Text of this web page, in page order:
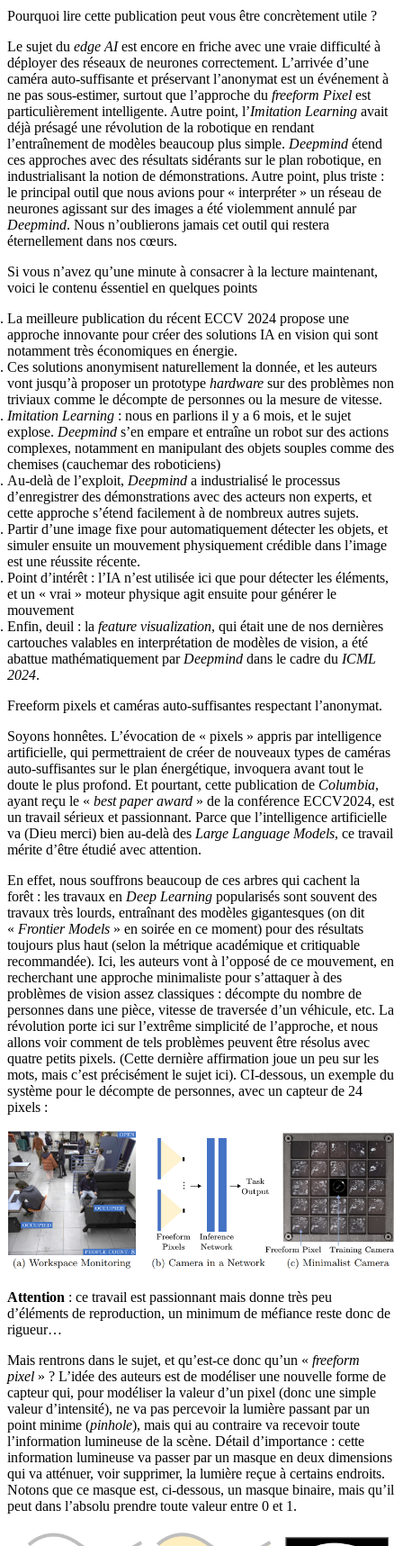
Pourquoi lire cette publication peut vous être concrètement utile ?
Le sujet du edge AIest encore en friche avec une vraie difficulté à
déployer des réseaux de neurones correctement. L’arrivée d’une
caméra auto-suffisante et préservant l’anonymat est un événement à
ne pas sous-estimer, surtout que l’approche du freeform Pixel est
particulièrement intelligente. Autre point, l’Imitation Learning avait
déjà présagé une révolution de la robotique en rendant
l’entraînement de modèles beaucoup plus simple. Deepmind étend
ces approches avec des résultats sidérants sur le plan robotique, en
industrialisant la notion de démonstrations. Autre point, plus triste :
le principal outil que nous avions pour « interpréter » un réseau de
neurones agissant sur des images a été violemment annulé par
Deepmind. Nous n’oublierons jamais cet outil qui restera
éternellement dans nos cœurs.
Si vous n’avez qu’une minute à consacrer à la lecture maintenant,
voici le contenu éssentiel en quelques points
La meilleure publication du récent ECCV 2024 propose une
approche innovante pour créer des solutions IA en vision qui sont
notamment très économiques en énergie.
Ces solutions anonymisent naturellement la donnée, et les auteurs
vont jusqu’à proposer un prototype hardware sur des problèmes non
triviaux comme le décompte de personnes ou la mesure de vitesse.
Imitation Learning : nous en parlions il y a 6 mois, et le sujet
explose. Deepmind s’en empare et entraîne un robot sur des actions
complexes, notamment en manipulant des objets souples comme des
chemises (cauchemar des roboticiens)
Au-delà de l’exploit, Deepmind a industrialisé le processus
d’enregistrer des démonstrations avec des acteurs non experts, et
cette approche s’étend facilement à de nombreux autres sujets.
Partir d’une image fixe pour automatiquement détecter les objets, et
simuler ensuite un mouvement physiquement crédible dans l’image
est une réussite récente.
Point d’intérêt : l’IA n’est utilisée ici que pour détecter les éléments,
et un « vrai » moteur physique agit ensuite pour générer le
mouvement
Enfin, deuil : la feature visualization, qui était une de nos dernières
cartouches valables en interprétation de modèles de vision, a été
abattue mathématiquement par Deepmind dans le cadre du ICML
2024.
Freeform pixels et caméras auto-suffisantes respectant l’anonymat.
Soyons honnêtes. L’évocation de « pixels » appris par intelligence
artificielle, qui permettraient de créer de nouveaux types de caméras
auto-suffisantes sur le plan énergétique, invoquera avant tout le
doute le plus profond. Et pourtant, cette publication de Columbia,
ayant reçu le « best paper award » de la conférence ECCV2024, est
un travail sérieux et passionnant. Parce que l’intelligence artificielle
va (Dieu merci) bien au-delà des Large Language Models, ce travail
mérite d’être étudié avec attention.
En effet, nous souffrons beaucoup de ces arbres qui cachent la
forêt : les travaux en Deep Learning popularisés sont souvent des
travaux très lourds, entraînant des modèles gigantesques (on dit
« Frontier Models » en soirée en ce moment) pour des résultats
toujours plus haut (selon la métrique académique et critiquable
recommandée). Ici, les auteurs vont à l’opposé de ce mouvement, en
recherchant une approche minimaliste pour s’attaquer à des
problèmes de vision assez classiques : décompte du nombre de
personnes dans une pièce, vitesse de traversée d’un véhicule, etc. La
révolution porte ici sur l’extrême simplicité de l’approche, et nous
allons voir comment de tels problèmes peuvent être résolus avec
quatre petits pixels. (Cette dernière affirmation joue un peu sur les
mots, mais c’est précisément le sujet ici). CI-dessous, un exemple du
système pour le décompte de personnes, avec un capteur de 24
pixels :
Attention : ce travail est passionnant mais donne très peu
d’éléments de reproduction, un minimum de méfiance reste donc de
rigueur…
Mais rentrons dans le sujet, et qu’est-ce donc qu’un « freeform
pixel » ? L’idée des auteurs est de modéliser une nouvelle forme de
capteur qui, pour modéliser la valeur d’un pixel (donc une simple
valeur d’intensité), ne va pas percevoir la lumière passant par un
point minime (pinhole), mais qui au contraire va recevoir toute
l’information lumineuse de la scène. Détail d’importance : cette
information lumineuse va passer par un masque en deux dimensions
qui va atténuer, voir supprimer, la lumière reçue à certains endroits.
Notons que ce masque est, ci-dessous, un masque binaire, mais qu’il
peut dans l’absolu prendre toute valeur entre 0 et 1.